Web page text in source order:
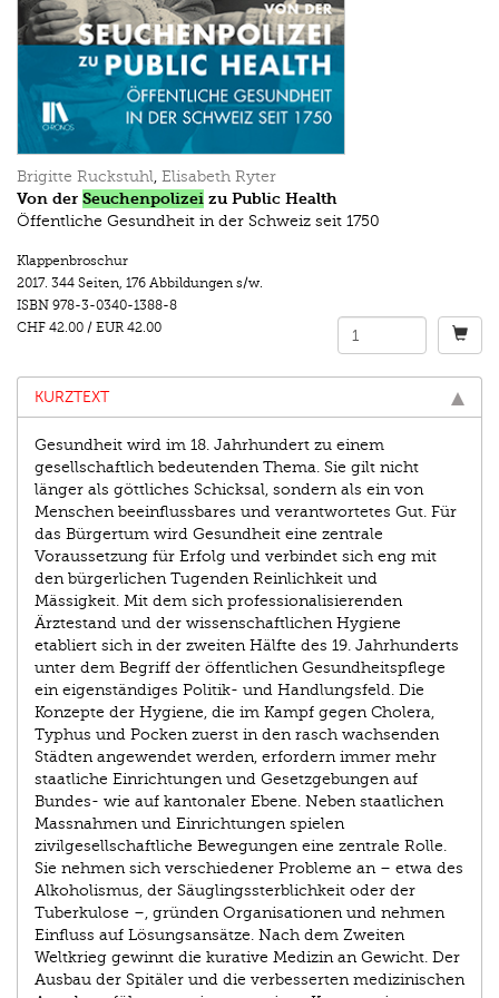
Brigitte Ruckstuhl, Elisabeth Ryter
Von der Seuchenpolizei zu Public Health
Öffentliche Gesundheit in der Schweiz seit 1750
Klappenbroschur
2017. 344 Seiten, 176 Abbildungen s/w.
ISBN 978-3-0340-1388-8
CHF 42.00 / EUR 42.00
KURZTEXT
Gesundheit wird im 18. Jahrhundert zu einem
gesellschaftlich bedeutenden Thema. Sie gilt nicht
länger als göttliches Schicksal, sondern als ein von
Menschen beeinflussbares und verantwortetes Gut. Für
das Bürgertum wird Gesundheit eine zentrale
Voraussetzung für Erfolg und verbindet sich eng mit
den bürgerlichen Tugenden Reinlichkeit und
Mässigkeit. Mit dem sich professionalisierenden
Ärztestand und der wissenschaftlichen Hygiene
etabliert sich in der zweiten Hälfte des 19. Jahrhunderts
unter dem Begriff der öffentlichen Gesundheitspflege
ein eigenständiges Politik- und Handlungsfeld. Die
Konzepte der Hygiene, die im Kampf ­gegen Cholera,
Typhus und Pocken zuerst in den rasch wachsenden
Städten angewendet werden, erfordern immer mehr
staatliche Einrichtungen und Gesetzgebungen auf
Bundes- wie auf kantonaler Ebene. Neben staatlichen
Massnahmen und Einrichtungen spielen
zivilgesellschaftliche Bewegungen eine zentrale Rolle.
Sie nehmen sich verschiedener Probleme an – etwa des
Alkoholismus, der Säuglingssterblichkeit oder der
Tuberkulose –, gründen Organisationen und nehmen
Einfluss auf Lösungsansätze. Nach dem Zweiten
Weltkrieg gewinnt die kurative Medizin an Gewicht. Der
Ausbau der Spitäler und die verbesserten medizinischen